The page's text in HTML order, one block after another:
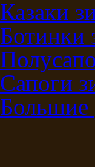
Казаки
Ботинки
Сапоги
Большие